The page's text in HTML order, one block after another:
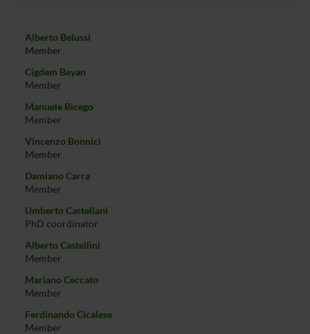
Alberto Belussi
Member
Cigdem Beyan
Member
Manuele Bicego
Member
Vincenzo Bonnici
Member
Damiano Carra
Member
Umberto Castellani
PhD coordinator
Alberto Castellini
Member
Mariano Ceccato
Member
Ferdinando Cicalese
Member